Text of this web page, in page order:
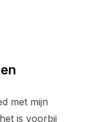
met mijn
is voorbij